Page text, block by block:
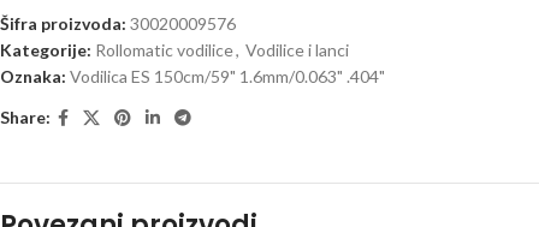
Šifra proizvoda: 30020009576
Kategorije: Rollomatic vodilice, Vodilice i lanci
Oznaka: Vodilica ES 150cm/59" 1.6mm/0.063" .404"
Share: